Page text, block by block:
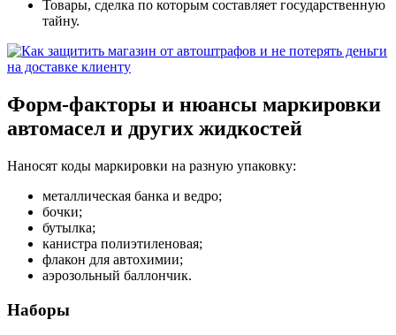
Товары, сделка по которым составляет государственную
тайну.
Форм-факторы и нюансы маркировки
автомасел и других жидкостей
Наносят коды маркировки на разную упаковку:
металлическая банка и ведро;
бочки;
бутылка;
канистра полиэтиленовая;
флакон для автохимии;
аэрозольный баллончик.
Наборы